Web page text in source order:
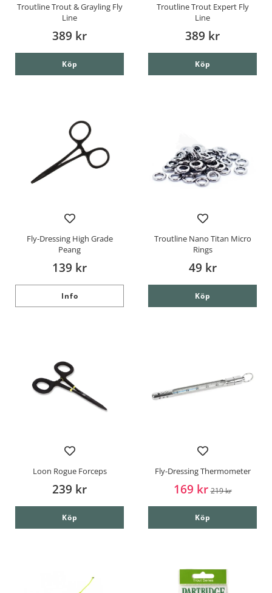
Troutline Trout & Grayling Fly
Line
389 kr
Köp
Troutline Trout Expert Fly
Line
389 kr
Köp
Fly-Dressing High Grade
Peang
139 kr
Info
Troutline Nano Titan Micro
Rings
49 kr
Köp
Loon Rogue Forceps
239 kr
Köp
Fly-Dressing Thermometer
169 kr 219 kr
Köp